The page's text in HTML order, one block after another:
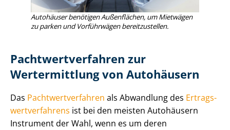
Autohäuser benötigen Außenflächen, um Mietwägen
zu parken und Vorführwägen bereitzustellen.
Pacht­wert­ver­fah­ren zur
Wertermittlung von Autohäusern
Das Pacht­wert­ver­fah­ren als Abwandlung des Er­trags­
wert­ver­fah­rens ist bei den meisten Autohäusern
Instrument der Wahl, wenn es um deren